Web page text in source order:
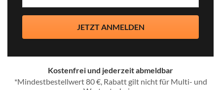
JETZT ANMELDEN
Kostenfrei und jederzeit abmeldbar
*Mindestbestellwert 80 €, Rabatt gilt nicht für Multi- und